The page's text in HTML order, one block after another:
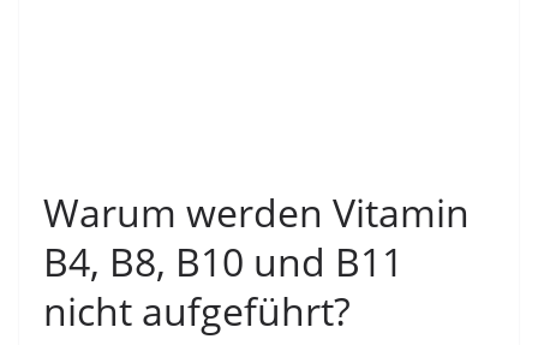
Warum werden Vitamin
B4, B8, B10 und B11
nicht aufgeführt?